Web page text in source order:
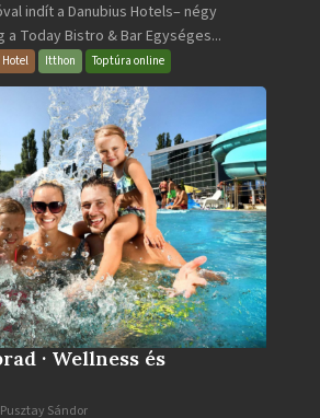
indít a Danubius Hotels– négy
a Today Bistro & Bar Egységes...
Itthon Toptúra online
· Wellness és
Pusztay Sándor